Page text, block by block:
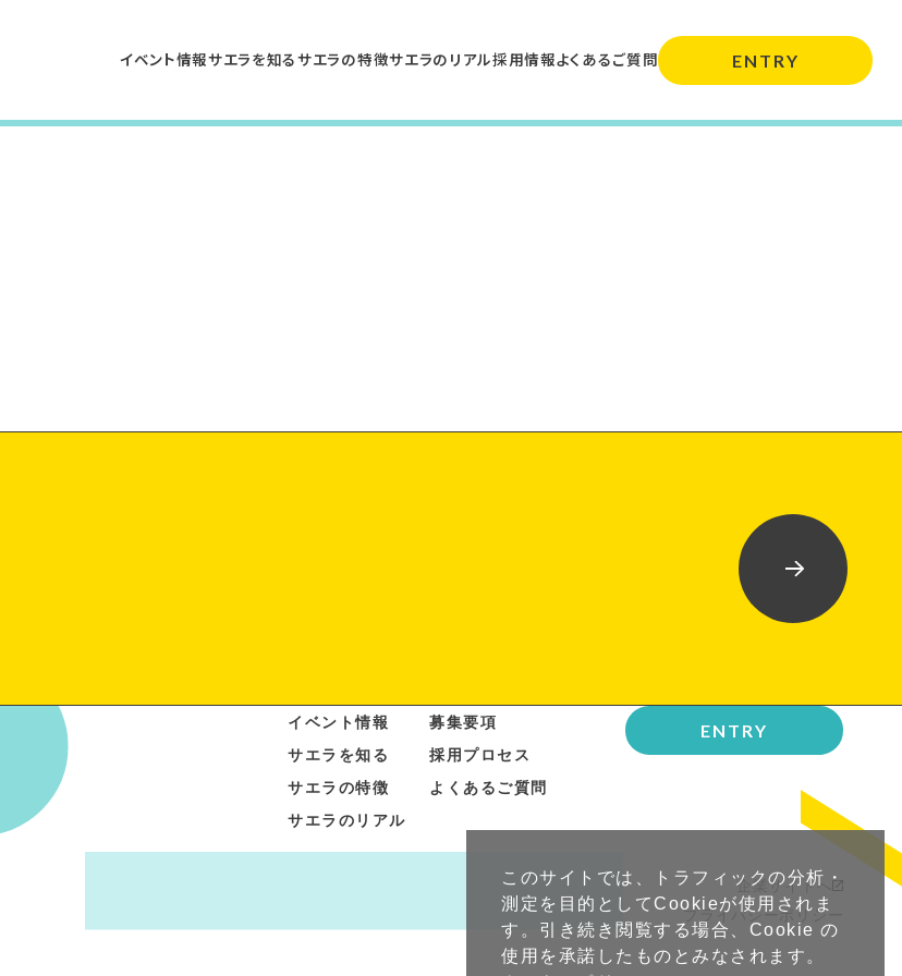
イベント情報サエラを知るサエラの特徴サエラのリアル採用情報よくあるご質問 ENTRY
イベント情報
サエラを知る
サエラの特徴
サエラのリアル
募集要項
採用プロセス
よくあるご質問
ENTRY
企業サイトへ
プライバシーポリシー
このサイトでは、トラフィックの分析・
測定を目的としてCookieが使用されま
す。引き続き閲覧する場合、Cookie の
使用を承諾したものとみなされます。